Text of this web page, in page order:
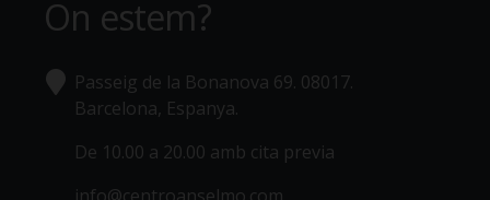
On estem?
Passeig de la Bonanova 69. 08017.
Barcelona, Espanya.
De 10.00 a 20.00 amb cita previa